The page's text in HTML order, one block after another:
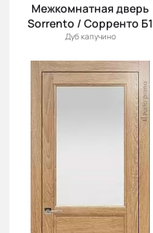
Межкомнатная дверь
Sorrento / Сорренто Б1
Дуб капучино